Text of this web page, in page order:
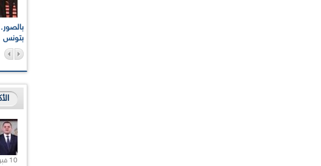
بتونس
10 فبراير 2021 |